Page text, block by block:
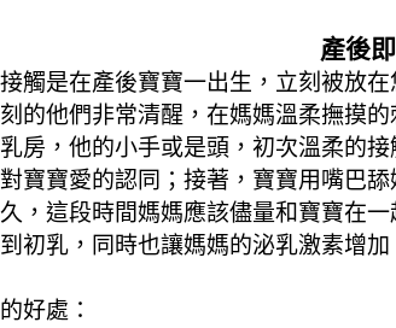
產後
觸是在產後寶寶一出生，立刻被放
的他們非常清醒，在媽媽溫柔撫摸
房，他的小手或是頭，初次溫柔的
寶寶愛的認同；接著，寶寶用嘴巴
，這段時間媽媽應該儘量和寶寶在
初乳，同時也讓媽媽的泌乳激素增加
好處：